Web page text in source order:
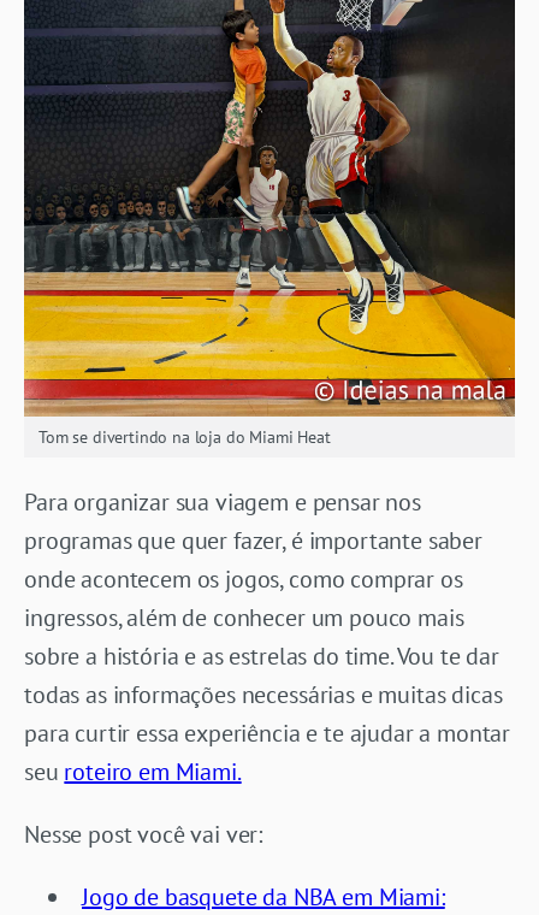
Tom se divertindo na loja do Miami Heat
Para organizar sua viagem e pensar nos
programas que quer fazer, é importante saber
onde acontecem os jogos, como comprar os
ingressos, além de conhecer um pouco mais
sobre a história e as estrelas do time. Vou te dar
todas as informações necessárias e muitas dicas
para curtir essa experiência e te ajudar a montar
seu roteiro em Miami.
Nesse post você vai ver:
Jogo de basquete da NBA em Miami: